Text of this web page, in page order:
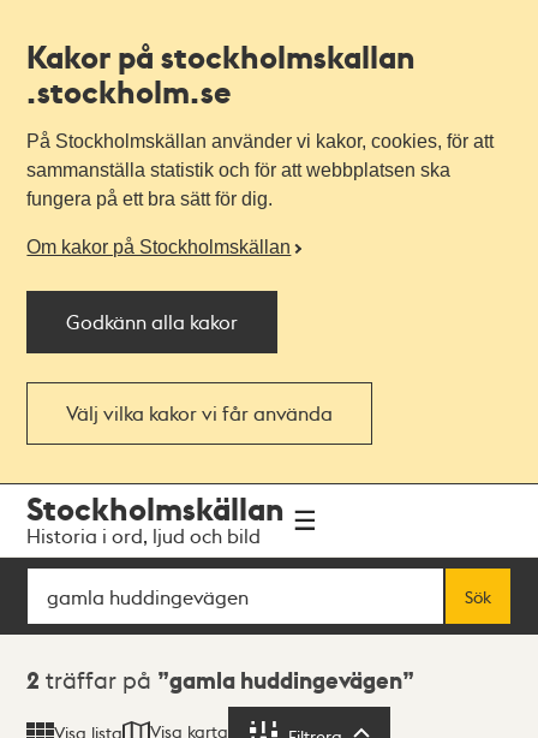
Kakor på stockholmskallan
.stockholm.se
På Stockholmskällan använder vi kakor, cookies, för att
sammanställa statistik och för att webbplatsen ska
fungera på ett bra sätt för dig.
Om kakor på Stockholmskällan
Godkänn alla kakor
Välj vilka kakor vi får använda
navigationen
huvudinnehållet
Stockholmskällan
Historia i ord, ljud och bild
Sök
Sök
Sökresultat
2 träffar på gamla huddingevägen
Visa lista Visa karta